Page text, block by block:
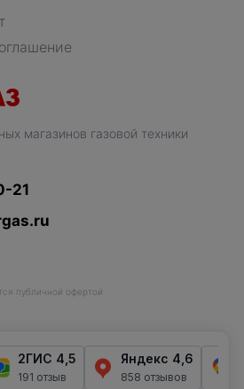
магазинов газовой техники
21
публичной офертой